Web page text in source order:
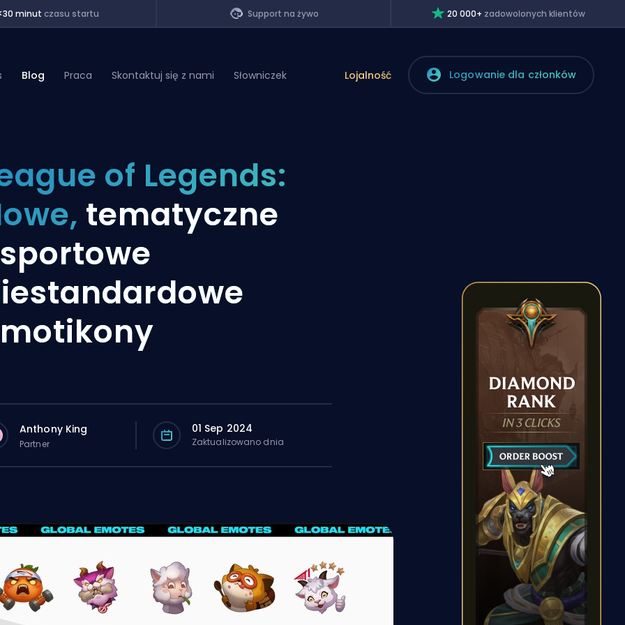
minutczasu startu Support na żywo 20 000+ zadowolonych klientów
Blog Praca Skontaktuj się z nami Słowniczek Lojalność Logowanie dla członków
of Legends:
tematyczne
Anthony King
Partner
01 Sep 2024
Zaktualizowano dnia